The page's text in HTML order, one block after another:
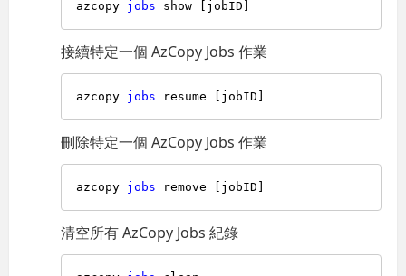
azcopy jobs
接續特定一個 AzCopy Jobs 作業
azcopy jobs
刪除特定一個 AzCopy Jobs 作業
azcopy jobs
清空所有 AzCopy Jobs 紀錄